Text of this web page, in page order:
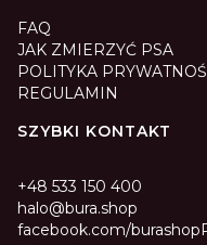
FAQ
JAK ZMIERZYĆ PSA
POLITYKA
REGULAMIN
SZYBKI KONTAKT
+48 533 150 400
halo@bura.shop
facebook.com/